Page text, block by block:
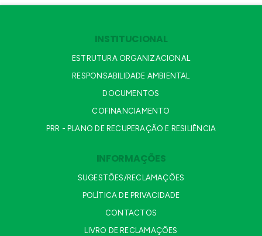
INSTITUCIONAL
ESTRUTURA ORGANIZACIONAL
RESPONSABILIDADE AMBIENTAL
DOCUMENTOS
COFINANCIAMENTO
PRR - PLANO DE RECUPERAÇÃO E RESILIÊNCIA
INFORMAÇÕES
SUGESTÕES/RECLAMAÇÕES
POLÍTICA DE PRIVACIDADE
CONTACTOS
LIVRO DE RECLAMAÇÕES